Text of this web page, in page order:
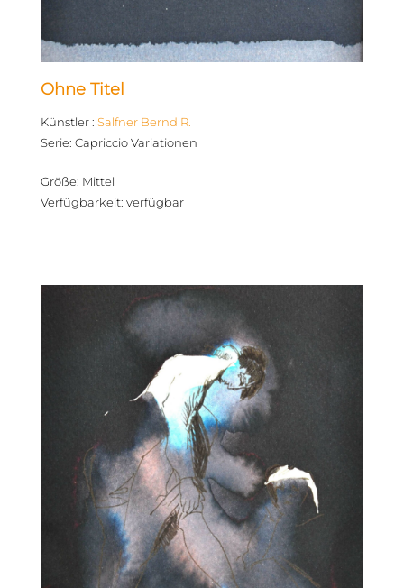
Ohne Titel
Künstler: Salfner Bernd R.
Serie: Capriccio Variationen
Größe: Mittel
Verfügbarkeit: verfügbar